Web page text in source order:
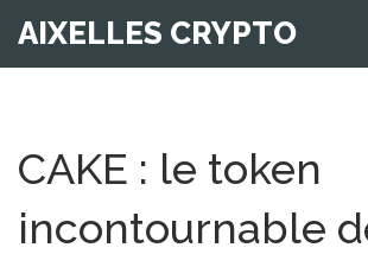
AIXELLES CRYPTO
CAKE : le token
incontournable